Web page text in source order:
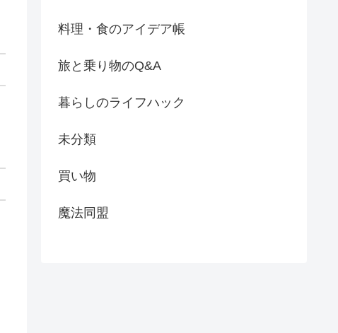
料理・食のアイデア帳
旅と乗り物のQ&A
暮らしのライフハック
未分類
買い物
魔法同盟